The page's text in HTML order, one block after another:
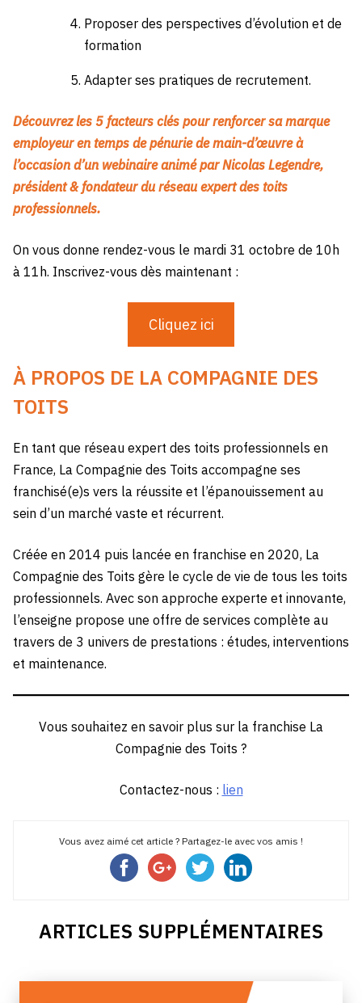
Proposer des perspectives d’évolution et de
formation
Adapter ses pratiques de recrutement.
Découvrez les 5 facteurs clés pour renforcer sa marque
employeur en temps de pénurie de main-d’œuvreà
l’occasion d’un webinaire animé par Nicolas Legendre,
président & fondateur du réseau expert des toits
professionnels.
On vous donne rendez-vous le mardi 31 octobre de 10h
à 11h. Inscrivez-vous dès maintenant :
Cliquez ici
À PROPOS DE LA COMPAGNIE DES
TOITS
En tant que réseau expert des toits professionnels en
France, La Compagnie des Toits accompagne ses
franchisé(e)s vers la réussite et l’épanouissement au
sein d’un marché vaste et récurrent.
Créée en 2014 puis lancée en franchise en 2020, La
Compagnie des Toits gère le cycle de vie de tous les toits
professionnels. Avec son approche experte et innovante,
l’enseigne propose une offre de services complète au
travers de 3 univers de prestations : études, interventions
et maintenance.
Vous souhaitez en savoir plus sur la franchise La
Compagnie des Toits ?
Contactez-nous : lien
Vous avez aimé cet article ? Partagez-le avec vos amis !
ARTICLES SUPPLÉMENTAIRES